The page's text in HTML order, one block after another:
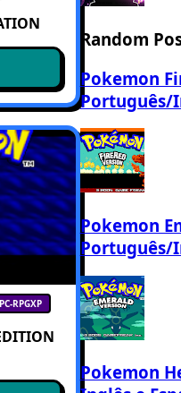
PC-RPGXP
Random
Pokemon
Português/
Pokemon
Português/
Pokemon